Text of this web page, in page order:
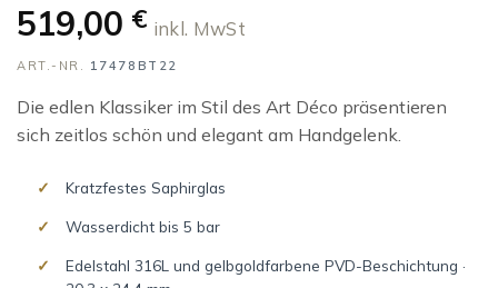
519,00 € inkl. MwSt
ART.-NR. 17478BT22
Die edlen Klassiker im Stil des Art Déco präsentieren
sich zeitlos schön und elegant am Handgelenk.
Kratzfestes Saphirglas
Wasserdicht bis 5 bar
Edelstahl 316L und gelbgoldfarbene PVD-Beschichtung ·